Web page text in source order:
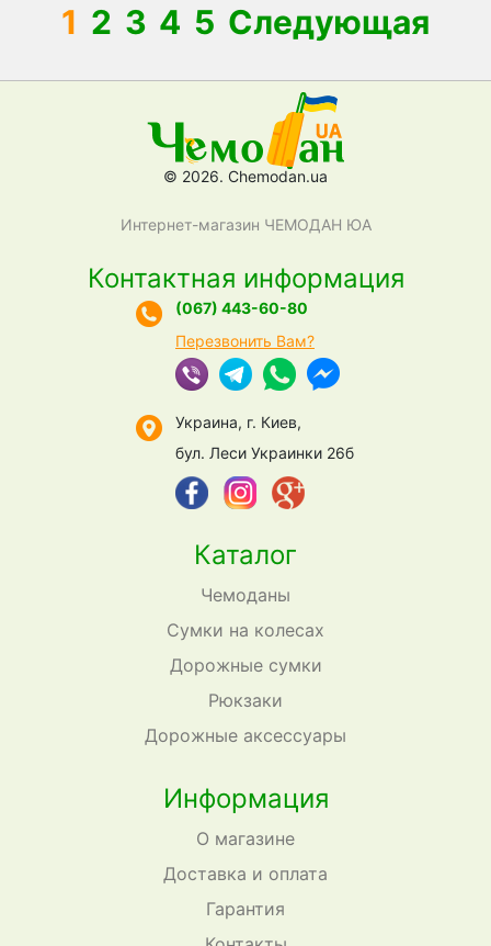
1 2 3 4 5 Следующая
© 2026. Chemodan.ua
Интернет-магазин ЧЕМОДАН ЮА
Каталог
Чемоданы
Сумки на колесах
Дорожные сумки
Рюкзаки
Дорожные аксессуары
Информация
О магазине
Доставка и оплата
Гарантия
Контактная информация
(067) 443-60-80
Перезвонить Вам?
Украина, г. Киев,
бул. Леси Украинки 26б